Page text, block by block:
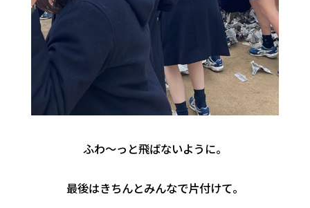
ふわ～っと飛ばないように。
最後はきちんとみんなで片付けて。